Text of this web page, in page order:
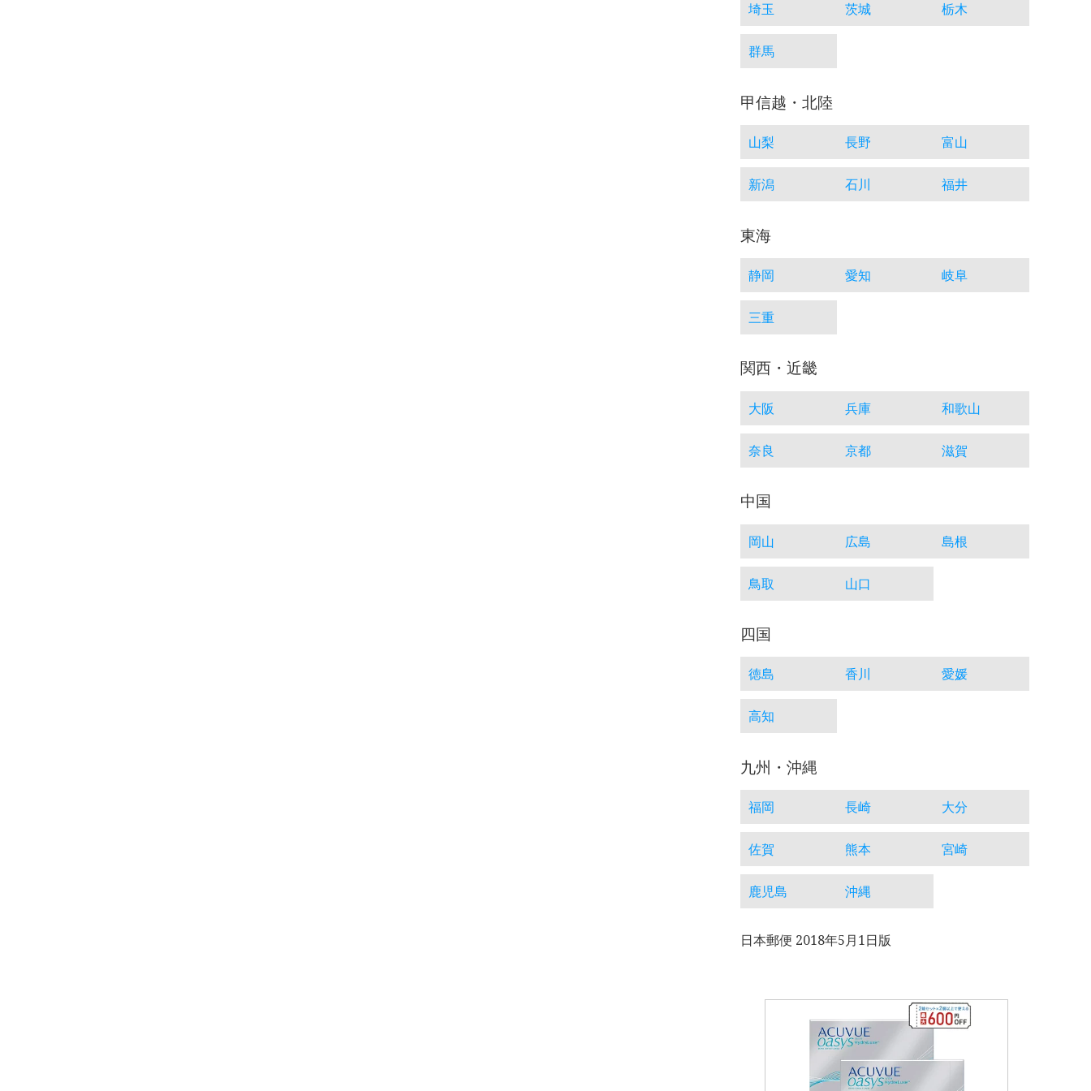
埼玉 茨城 栃木
群馬
甲信越・北陸
山梨 長野 富山
新潟 石川 福井
東海
静岡 愛知 岐阜
三重
関西・近畿
大阪 兵庫 和歌山
奈良 京都 滋賀
中国
岡山 広島 島根
鳥取 山口
四国
徳島 香川 愛媛
高知
九州・沖縄
福岡 長崎 大分
佐賀 熊本 宮崎
鹿児島 沖縄
日本郵便 2018年5月1日版